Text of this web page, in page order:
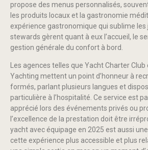
propose des menus personnalisés,
les produits locaux et la gastronomie
expérience gastronomique qui sublime les
stewards gèrent quant à eux l’accueil, le
gestion générale du confort à bord.
Les agences telles que Yacht Charter
Yachting mettent un point d’honneur à
formés, parlant plusieurs langues et
particulière à l’hospitalité. Ce service est
apprécié lors des événements privés ou
l’excellence de la prestation doit être
yacht avec équipage en 2025 est aussi
cette expérience plus accessible et plus